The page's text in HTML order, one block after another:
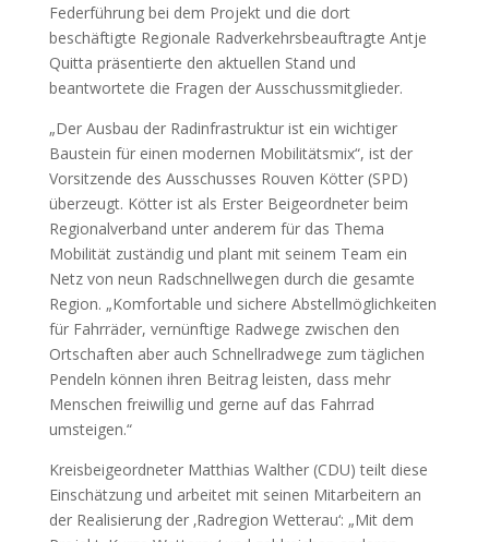
Federführung bei dem Projekt und die dort
beschäftigte Regionale Radverkehrsbeauftragte Antje
Quitta präsentierte den aktuellen Stand und
beantwortete die Fragen der Ausschussmitglieder.
„Der Ausbau der Radinfrastruktur ist ein wichtiger
Baustein für einen modernen Mobilitätsmix“, ist der
Vorsitzende des Ausschusses Rouven Kötter (SPD)
überzeugt. Kötter ist als Erster Beigeordneter beim
Regionalverband unter anderem für das Thema
Mobilität zuständig und plant mit seinem Team ein
Netz von neun Radschnellwegen durch die gesamte
Region. „Komfortable und sichere Abstellmöglichkeiten
für Fahrräder, vernünftige Radwege zwischen den
Ortschaften aber auch Schnellradwege zum täglichen
Pendeln können ihren Beitrag leisten, dass mehr
Menschen freiwillig und gerne auf das Fahrrad
umsteigen.“
Kreisbeigeordneter Matthias Walther (CDU) teilt diese
Einschätzung und arbeitet mit seinen Mitarbeitern an
der Realisierung der ‚Radregion Wetterau‘: „Mit dem